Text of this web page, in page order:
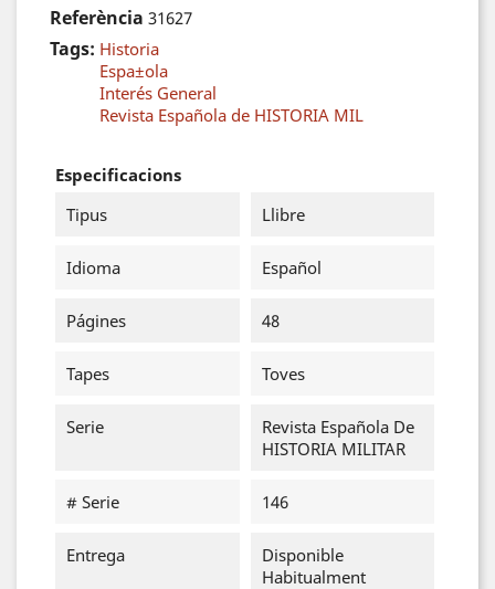
Referència 31627
Tags: Historia
Espa±ola
Interés General
Revista Española de HISTORIA MIL
Especificacions
Tipus
Llibre
Idioma Español
Págines 48
Tapes Toves
Serie
Revista Española De
HISTORIA MILITAR
# Serie 146
Entrega
Disponible
Habitualment